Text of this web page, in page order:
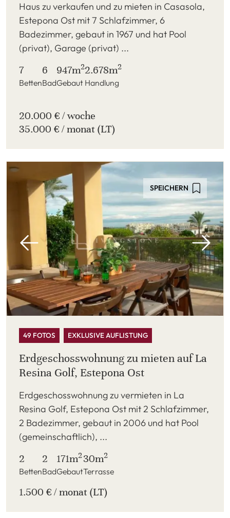
Haus zu verkaufen und zu mieten in Casasola,
Estepona Ost mit 7 Schlafzimmer, 6
Badezimmer, gebaut in 1967 und hat Pool
(privat), Garage (privat) ...
7
Betten
6
Bad
947m2
Gebaut
2.678m2
Handlung
20.000 € / woche
35.000 € / monat (LT)
SPEICHERN
49 FOTOS EXKLUSIVE AUFLISTUNG
Erdgeschosswohnung zu mieten auf La
Resina Golf, Estepona Ost
Erdgeschosswohnung zu vermieten in La
Resina Golf, Estepona Ost mit 2 Schlafzimmer,
2 Badezimmer, gebaut in 2006 und hat Pool
(gemeinschaftlich), ...
2
Betten
2
Bad
171m2
Gebaut
30m2
Terrasse
1.500 € / monat (LT)